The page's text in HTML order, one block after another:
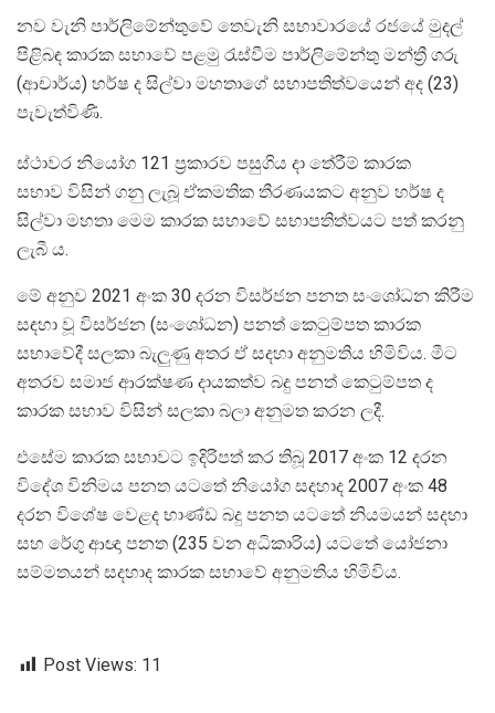
නව වැනි පාර්ලිමේන්තුවේ තෙවැනි සභාවාරයේ රජයේ මුදල්
පිළිබඳ කාරක සභාවේ පළමු රැස්වීම පාර්ලිමේන්තු මන්ත්‍රී ගරු
(ආචාර්ය) හර්ෂ ද සිල්වා මහතාගේ සභාපතිත්වයෙන් අද (23)
පැවැත්විණි.
ස්ථාවර නියෝග 121 ප්‍රකාරව පසුගිය දා තේරීම් කාරක
සභාව විසින් ගනු ලැබූ ඒකමතික තීරණයකට අනුව හර්ෂ ද
සිල්වා මහතා මෙම කාරක සභාවේ සභාපතිත්වයට පත් කරනු
ලැබී ය.
මේ අනුව 2021 අංක 30 දරන විසර්ජන පනත සංශෝධන කිරීම
සඳහා වූ විසර්ජන (සංශෝධන) පනත් කෙටුම්පත කාරක
සභාවේදී සලකා බැලුණු අතර ඒ සදහා අනුමතිය හිමිවිය. මීට
අතරව සමාජ ආරක්ෂණ දායකත්ව බදු පනත් කෙටුම්පත ද
කාරක සභාව විසින් සලකා බලා අනුමත කරන ලදී.
එසේම කාරක සභාවට ඉදිරිපත් කර තිබූ 2017 අංක 12 දරන
විදේශ විනිමය පනත යටතේ නියෝග සදහාද 2007 අංක 48
දරන විශේෂ වෙළද භාණ්ඩ බදු පනත යටතේ නියමයන් සදහා
සහ රේගු ආ‍ඥා පනත (235 වන අධිකාරිය) යටතේ යෝජනා
සම්මතයන් සදහාද කාරක සභාවේ අනුමතිය හිමිවිය.
Post Views: 11